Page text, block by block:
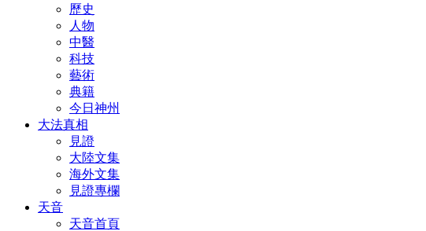
歷史
人物
中醫
科技
藝術
典籍
今日神州
大法真相
見證
大陸文集
海外文集
見證專欄
天音
天音首頁